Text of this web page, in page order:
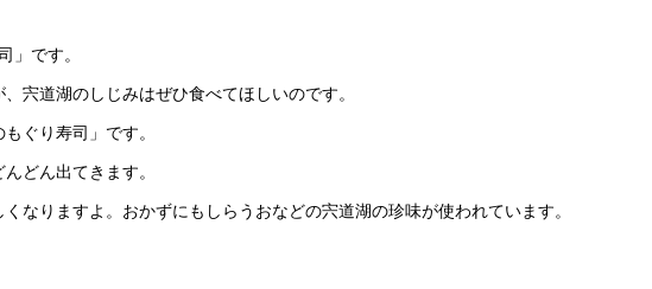
」です。
宍道湖のしじみはぜひ食べてほしいのです。
ぐり寿司」です。
どん出てきます。
なりますよ。おかずにもしらうおなどの宍道湖の珍味が使われています。